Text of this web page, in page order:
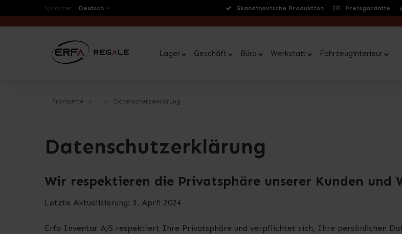
Sprache: Deutsch Skandinavische Produktion Preisgarantie
Lager Geschäft Büro Werkstatt Fahrzeuginterieur
Frontseite Datenschutzerklärung
Datenschutzerklärung
Wir respektieren die Privatsphäre unserer Kunden und
Letzte Aktualisierung: 3. April 2024
Erfa Inventar A/S respektiert Ihre Privatsphäre und verpflichtet sich, Ihre persönlichen